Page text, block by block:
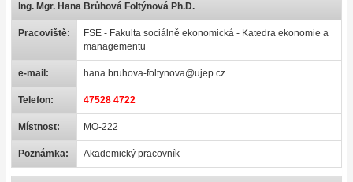
Ing. Mgr. Hana Brůhová Foltýnová Ph.D.
Pracoviště:
FSE - Fakulta sociálně ekonomická - Katedra ekonomie a
managementu
e-mail: hana.bruhova-foltynova@ujep.cz
Telefon: 47528 4722
Místnost: MO-222
Poznámka: Akademický pracovník